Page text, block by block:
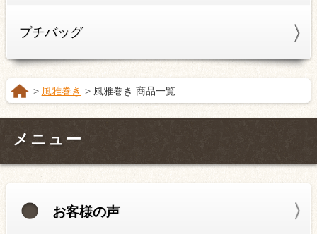
プチバッグ
風雅巻き 風雅巻き 商品一覧
メニュー
お客様の声